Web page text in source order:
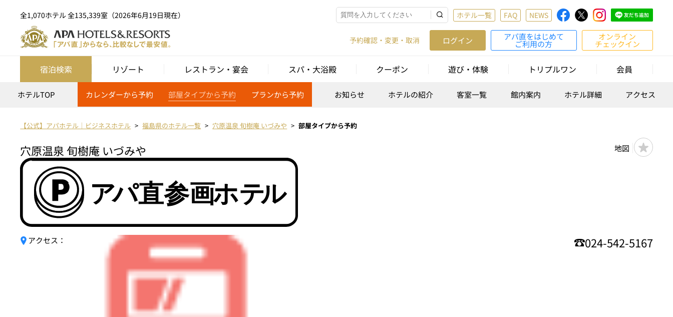
全1,070ホテル 全135,339室（2026年6月19日現在） ホテル一覧 FAQ NEWS
予約確認・変更・取消 ログイン アパ直をはじめて
ご利用の方
オンライン
チェックイン
宿泊検索 リゾート レストラン・宴会 スパ・大浴殿 クーポン 遊び・体験 トリプルワン 会員
ホテルTOP カレンダーから予約 部屋タイプから予約 プランから予約 お知らせ ホテルの紹介 客室一覧 館内案内 ホテル詳細 アクセス
【公式】アパホテル｜ビジネスホテル 福島県のホテル一覧 穴原温泉 旬樹庵 いづみや 部屋タイプから予約
穴原温泉 旬樹庵 いづみや 地図
アクセス： 024-542-5167